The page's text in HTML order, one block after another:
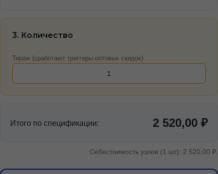
3. Количество
Тираж (сработают триггеры оптовых скидок)
Итого по спецификации: 2 520,00 ₽
Себестоимость узлов (1 шт): 2 520,00 ₽.